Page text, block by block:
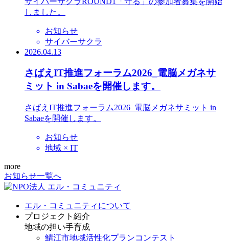
しました。
お知らせ
サイバーサクラ
2026.04.13
さばえIT推進フォーラム2026_電脳メガネサ
ミット in Sabaeを開催します。
さばえIT推進フォーラム2026_電脳メガネサミット in
Sabaeを開催します。
お知らせ
地域 × IT
more
お知らせ一覧へ
エル・コミュニティについて
プロジェクト紹介
地域の担い手育成
鯖江市地域活性化プランコンテスト